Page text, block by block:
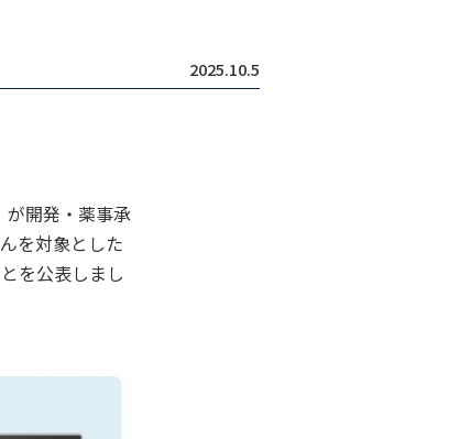
2025.10.5
が開発・薬事承
を対象とした
を公表しまし